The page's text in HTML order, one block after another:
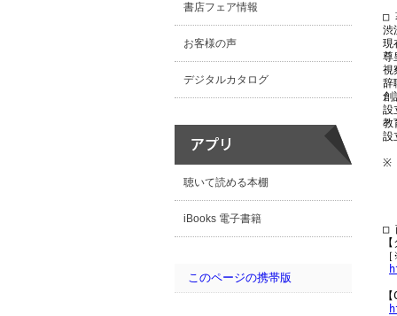
書店フェア情報
お客様の声
デジタルカタログ
聴いて読める本棚
iBooks 電子書籍
このページの携帯版
□
渋
現
尊
視
辞
創
設
教
設
※
□